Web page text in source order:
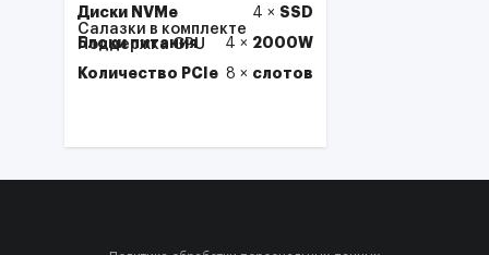
Диски NVMe
4 × SSD
Блоки питания
4 × 2000W
Количество PCIe 8 × слотов
Салазки в комплекте
Поддержка GPU